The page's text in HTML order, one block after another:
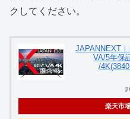
クしてください。
JAPANNEXT
VA/5年保
/
楽天市